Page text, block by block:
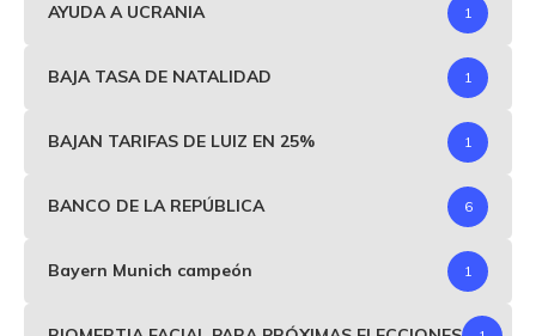
AYUDA A UCRANIA 1
BAJA TASA DE NATALIDAD 1
BAJAN TARIFAS DE LUIZ EN 25% 1
BANCO DE LA REPÚBLICA 6
Bayern Munich campeón 1